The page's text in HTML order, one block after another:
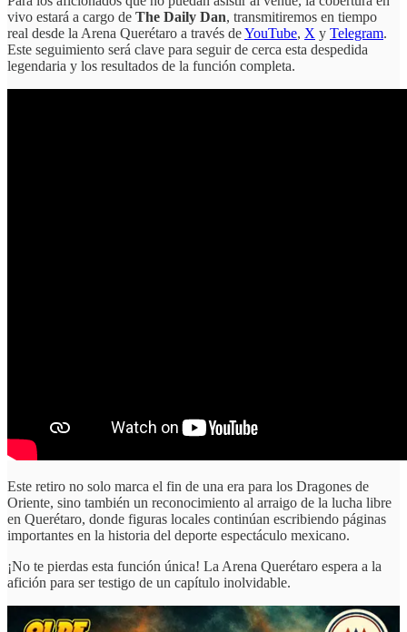
vivo estará a cargo de The Daily Dan, transmitiremos en tiempo
real desde la Arena Querétaro a través deYouTube, X y Telegram.
Este seguimiento será clave para seguir de cerca esta despedida
legendaria y los resultados de la función completa.
Este retiro no solo marca el fin de una era para los Dragones de
Oriente, sino también un reconocimiento al arraigo de la lucha libre
en Querétaro, donde figuras locales continúan escribiendo páginas
importantes en la historia del deporte espectáculo mexicano.
¡No te pierdas esta función única! La Arena Querétaro espera a la
afición para ser testigo de un capítulo inolvidable.